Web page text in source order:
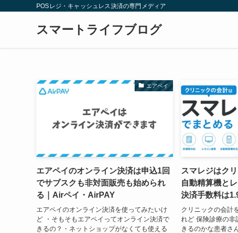
POSレジ・キャッシュレス決済の専門メディア
スマートライフブログ
エアペイ
エアペイのオンライン決済は申込1回
でサブスクも非対面販売も始められ
る｜Airペイ・AirPAY
エアペイのオンライン決済を使ってみたいけ
ど ・そもそもエアペイってオンライン決済で
きるの？・ネットショップがなくても使える
スマレジはク
自動精算機と
決済手数料は
クリニックの会計
れど 保険診療の非
きるのかな患者さ